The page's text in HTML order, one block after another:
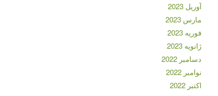
آوریل 2023
مارس 2023
فوریه 2023
ژانویه 2023
دسامبر 2022
نوامبر 2022
اکتبر 2022